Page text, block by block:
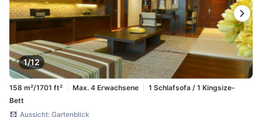
1/12
158 m²/1701 ft² Max. 4 Erwachsene
1 Schlafsofa / 1 Kingsize-
Bett
Aussicht: Gartenblick